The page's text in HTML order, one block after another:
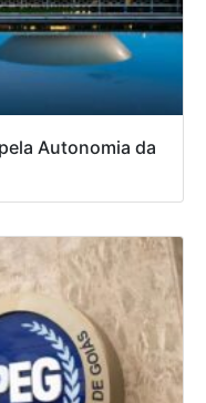
Autonomia da